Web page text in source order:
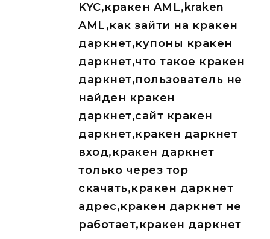
KYC,кракен AML,kraken
AML,как зайти на кракен
даркнет,купоны кракен
даркнет,что такое кракен
даркнет,пользователь не
найден кракен
даркнет,сайт кракен
даркнет,кракен даркнет
вход,кракен даркнет
только через тор
скачать,кракен даркнет
адрес,кракен даркнет не
работает,кракен даркнет